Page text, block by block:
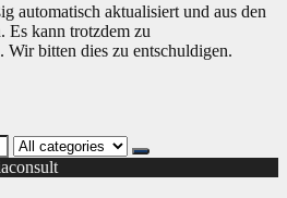
automatisch aktualisiert und aus den
Es kann trotzdem zu
Wir bitten dies zu entschuldigen.